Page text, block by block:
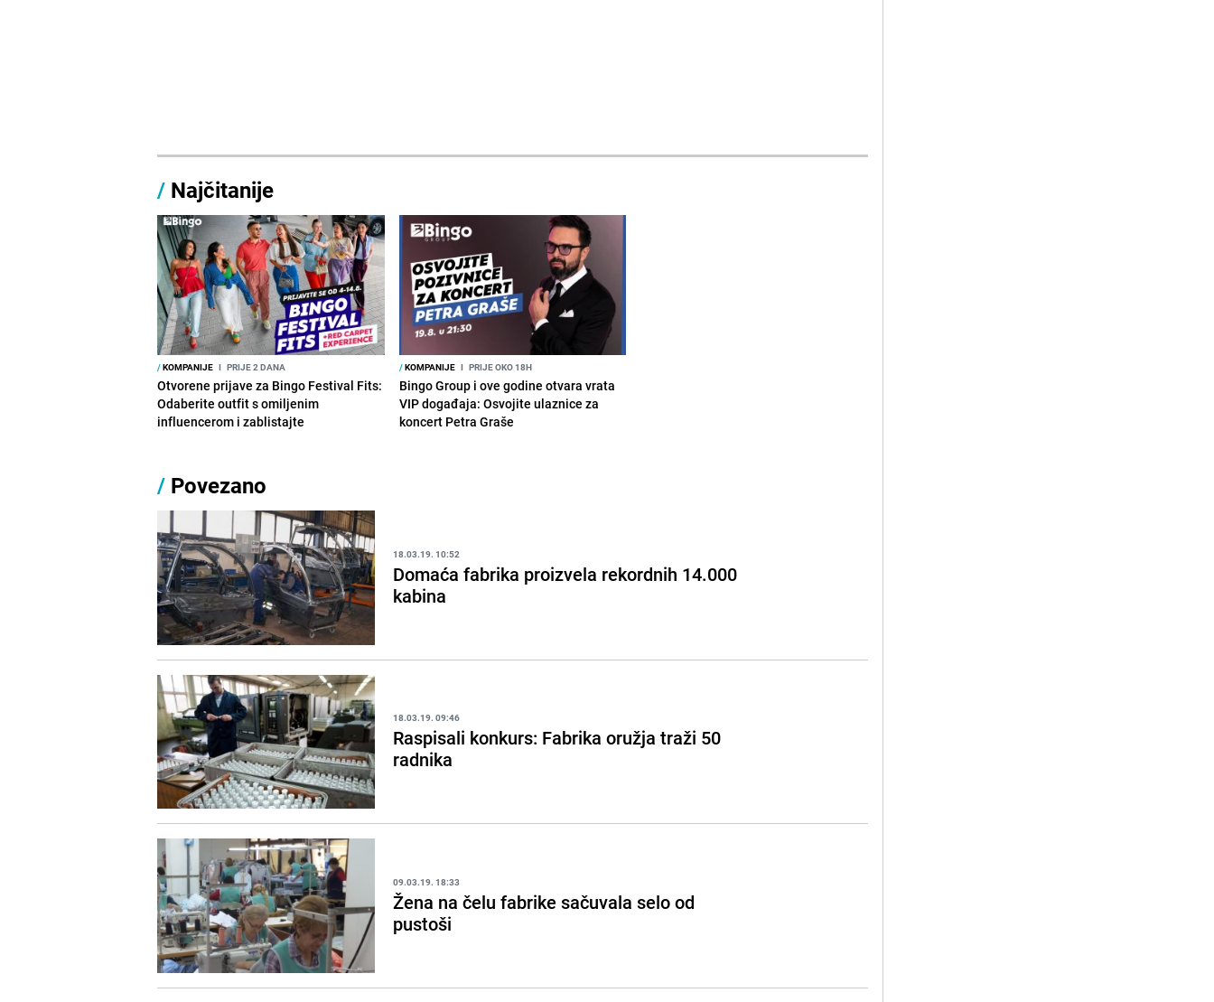
/ Najčitanije
/KOMPANIJE I PRIJE 2 DANA
Otvorene prijave za Bingo Festival Fits:
Odaberite outfit s omiljenim
influencerom i zablistajte
/KOMPANIJE I PRIJE OKO 18H
Bingo Group i ove godine otvara vrata
VIP događaja: Osvojite ulaznice za
koncert Petra Graše
/ Povezano
18.03.19. 10:52
Domaća fabrika proizvela rekordnih 14.000
kabina
18.03.19. 09:46
Raspisali konkurs: Fabrika oružja traži 50
radnika
09.03.19. 18:33
Žena na čelu fabrike sačuvala selo od
pustoši